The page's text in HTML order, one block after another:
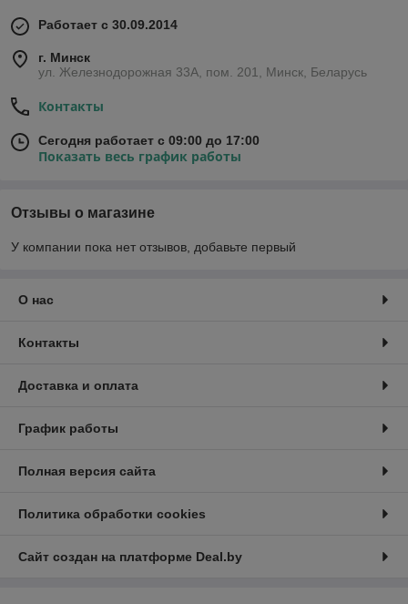
Работает с 30.09.2014
г. Минск
ул. Железнодорожная 33А, пом. 201, Минск, Беларусь
Контакты
Сегодня работает с 09:00 до 17:00
Показать весь график работы
Отзывы о магазине
У компании пока нет отзывов, добавьте первый
О нас
Контакты
Доставка и оплата
График работы
Полная версия сайта
Политика обработки cookies
Сайт создан на платформе Deal.by